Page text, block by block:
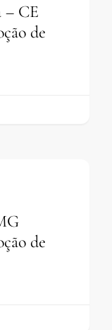
– CE
de
de